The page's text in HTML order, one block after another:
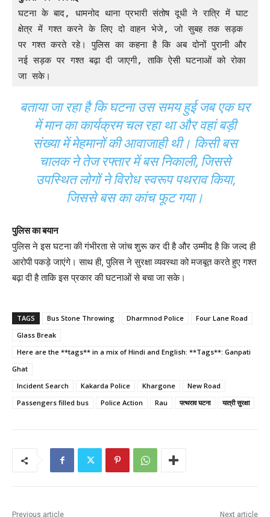
घटना के बाद, धामनोद थाना प्रभारी संतोष दूधी ने रात्रि में घाट
क्षेत्र में गश्त करने के लिए दो वाहन भेजे, जो सुबह तक सड़क
पर गश्त करते रहे। पुलिस का कहना है कि अब दोनों पुरानी और
नई सड़क पर गश्त बढ़ा दी जाएगी, ताकि ऐसी घटनाओं को रोका
जा सके।
बताया जा रहा है कि घटना उस समय हुई जब एक घर
में मान का कार्यक्रम चल रहा था और वहां बड़ी
संख्या में मेहमानों की आवाजाही थी। किसी बस
चालक ने तेज रफ्तार में बस निकाली, जिससे
उपस्थित लोगों ने विरोध स्वरूप पथराव किया,
जिससे बस का कांच फूट गया।
पुलिस का बयान
पुलिस ने इस घटना की गंभीरता से जांच शुरू कर दी है और उम्मीद है कि जल्द ही
आरोपी पकड़े जाएंगे। साथ ही, पुलिस ने सुरक्षा व्यवस्था को मजबूत करते हुए गश्त
बढ़ा दी है ताकि इस प्रकार की घटनाओं से बचा जा सके।
TAGS Bus Stone Throwing Dharmnod Police
Four Lane Road
Glass Break
Here are the **tags** in a mix of Hindi and English: **Tags**: Ganpati
Ghat
Incident Search
Kakarda Police Khargone
New Road
Passengers filled bus
Police Action Rau पत्थराव घटना यात्री सुरक्षा
Previous article Next article